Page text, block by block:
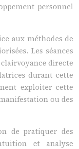
personnel
aux méthodes de
Les séances
directe
durant cette
exploiter cette
ou des
de pratiquer des
et analyse